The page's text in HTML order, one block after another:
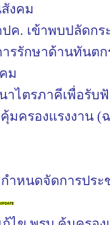
งคม
ค. เข้าพบปลัดกร
รรักษาด้านทันต
ม
าไตรภาคีเพื่อรับ
ครองแรงงาน (
ำหนดจัดการปร